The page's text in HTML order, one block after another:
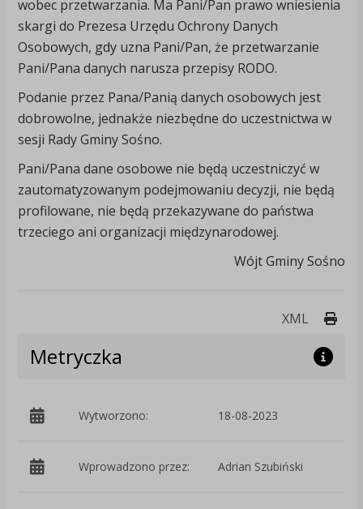
wobec przetwarzania. Ma Pani/Pan prawo wniesienia
skargi do Prezesa Urzędu Ochrony Danych
Osobowych, gdy uzna Pani/Pan, że przetwarzanie
Pani/Pana danych narusza przepisy RODO.
Podanie przez Pana/Panią danych osobowych jest
dobrowolne, jednakże niezbędne do uczestnictwa w
sesji Rady Gminy Sośno.
Pani/Pana dane osobowe nie będą uczestniczyć w
zautomatyzowanym podejmowaniu decyzji, nie będą
profilowane, nie będą przekazywane do państwa
trzeciego ani organizacji międzynarodowej.
Wójt Gminy Sośno
XML
Metryczka
Wytworzono: 18-08-2023
Wprowadzono przez: Adrian Szubiński